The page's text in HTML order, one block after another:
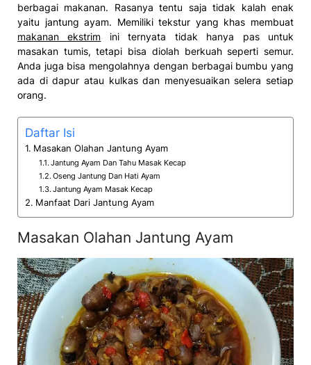
berbagai makanan. Rasanya tentu saja tidak kalah enak
yaitu jantung ayam. Memiliki tekstur yang khas membuat
makanan ekstrim ini ternyata tidak hanya pas untuk
masakan tumis, tetapi bisa diolah berkuah seperti semur.
Anda juga bisa mengolahnya dengan berbagai bumbu yang
ada di dapur atau kulkas dan menyesuaikan selera setiap
orang.
Daftar Isi
Masakan Olahan Jantung Ayam
Jantung Ayam Dan Tahu Masak Kecap
Oseng Jantung Dan Hati Ayam
Jantung Ayam Masak Kecap
Manfaat Dari Jantung Ayam
Masakan Olahan Jantung Ayam